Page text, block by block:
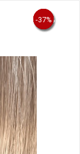
-53%
-53%
-43.5%
-63.8%
-37%